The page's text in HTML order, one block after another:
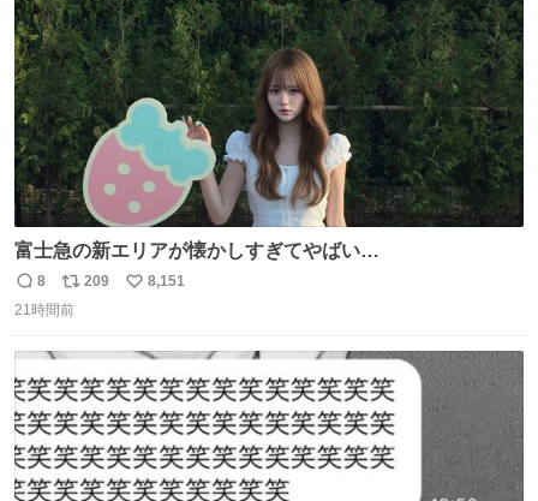
数
富士急の新エリアが懐かしすぎてやばい…
返
信
8
リ
ポ
数
209
い
8,151
21時間前